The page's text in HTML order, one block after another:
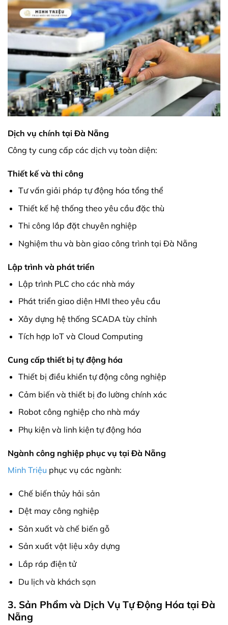
Dịch vụ chính tại Đà Nẵng
Công ty cung cấp các dịch vụ toàn diện:
Thiết kế và thi công
Tư vấn giải pháp tự động hóa tổng thể
Thiết kế hệ thống theo yêu cầu đặc thù
Thi công lắp đặt chuyên nghiệp
Nghiệm thu và bàn giao công trình tại Đà Nẵng
Lập trình và phát triển
Lập trình PLC cho các nhà máy
Phát triển giao diện HMI theo yêu cầu
Xây dựng hệ thống SCADA tùy chỉnh
Tích hợp IoT và Cloud Computing
Cung cấp thiết bị tự động hóa
Thiết bị điều khiển tự động công nghiệp
Cảm biến và thiết bị đo lường chính xác
Robot công nghiệp cho nhà máy
Phụ kiện và linh kiện tự động hóa
Ngành công nghiệp phục vụ tại Đà Nẵng
Minh Triệu phục vụ các ngành:
Chế biến thủy hải sản
Dệt may công nghiệp
Sản xuất và chế biến gỗ
Sản xuất vật liệu xây dựng
Lắp ráp điện tử
Du lịch và khách sạn
3. Sản Phẩm và Dịch Vụ Tự Động Hóa tại Đà
Nẵng